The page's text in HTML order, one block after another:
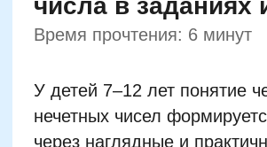
бы дети делили карандаши между собой
поровну. Если дают 8 карандашей двум
детям — каждому достается по 4.
один карандаш останется лишним —
значит, это нечетное число. Маленькие
предметы (пуговицы, фасоль, игрушки)
помогают перейти от абстрактных